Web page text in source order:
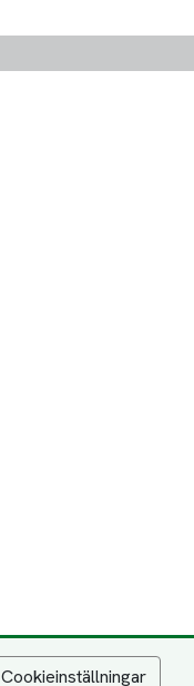
Cookieinställningar